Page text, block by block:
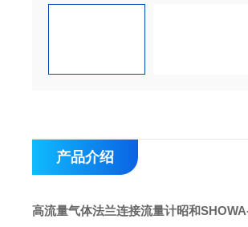
产品介绍
高流量气体法兰连接流量计昭和